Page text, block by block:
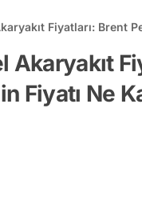
Fiyatları: Brent
Akaryakıt
Fiyatı Ne